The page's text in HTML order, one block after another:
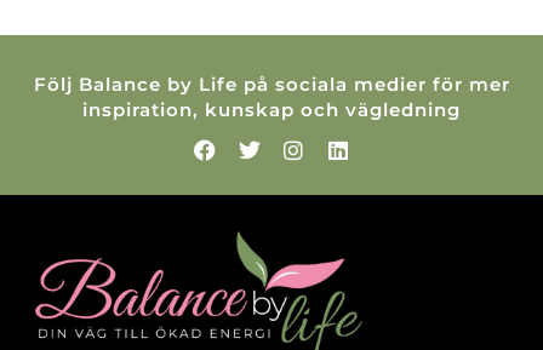
Följ Balance by Life på sociala medier för mer
inspiration, kunskap och vägledning